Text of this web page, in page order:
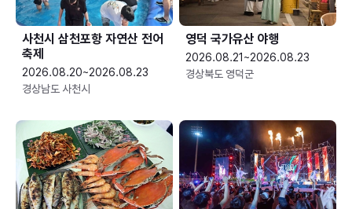
사천시 삼천포항 자연산 전어
축제
2026.08.20~2026.08.23
경상남도 사천시
영덕 국가유산 야행
2026.08.21~2026.08.23
경상북도 영덕군